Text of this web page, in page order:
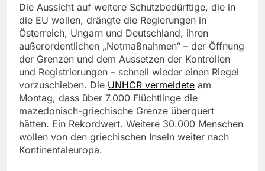
Die Aussicht auf weitere Schutzbedürftige, die in
die EU wollen, drängte die Regierungen in
Österreich, Ungarn und Deutschland, ihren
außerordentlichen „Notmaßnahmen“ – der Öffnung
der Grenzen und dem Aussetzen der Kontrollen
und Registrierungen – schnell wieder einen Riegel
vorzuschieben. Die UNHCR vermeldete am
Montag, dass über 7.000 Flüchtlinge die
mazedonisch-griechische Grenze überquert
hätten. Ein Rekordwert. Weitere 30.000 Menschen
wollen von den griechischen Inseln weiter nach
Kontinentaleuropa.